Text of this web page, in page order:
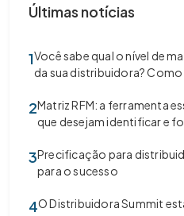
Últimas notícias
1Você sabe qual o nível de
da sua distribuidora?
2Matriz RFM: a ferramenta
que desejam identificar e
3Precificação para
para o sucesso
4O Distribuidora Summit